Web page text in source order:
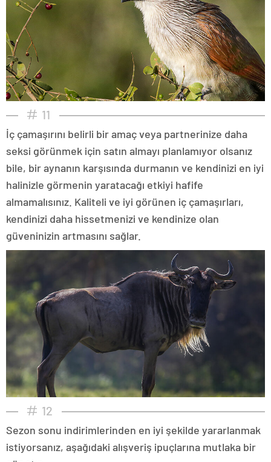
11
İç çamaşırını belirli bir amaç veya partnerinize daha
seksi görünmek için satın almayı planlamıyor olsanız
bile, bir aynanın karşısında durmanın ve kendinizi en iyi
halinizle görmenin yaratacağı etkiyi hafife
almamalısınız. Kaliteli ve iyi görünen iç çamaşırları,
kendinizi daha hissetmenizi ve kendinize olan
güveninizin artmasını sağlar.
12
Sezon sonu indirimlerinden en iyi şekilde yararlanmak
istiyorsanız, aşağıdaki alışveriş ipuçlarına mutlaka bir